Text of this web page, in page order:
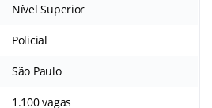
Nível Superior
Policial
São Paulo
1.100 vagas